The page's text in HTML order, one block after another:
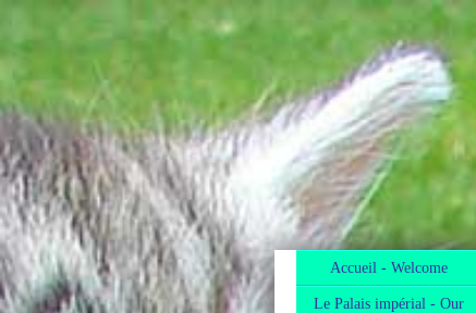
Accueil - Welcome
Le Palais impérial - Our